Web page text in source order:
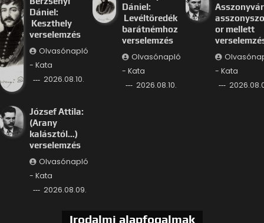
Dániel:
Keszthely
verselemzés
Olvasónapló
- Kata
2026.08.10.
Dániel:
Levéltöredék
barátnémhoz
verselemzés
Olvasónapló
- Kata
2026.08.10.
or mellett
- Kata
József Attila:
(Arany
kalásztól…)
verselemzés
Olvasónapló
- Kata
2026.08.09.
Irodalmi alapfogalmak